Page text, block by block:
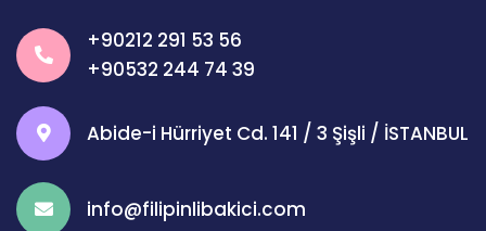
+90212 291 53 56
+90532 244 74 39
Abide-i Hürriyet Cd. 141 / 3 Şişli / İSTANBUL
info@filipinlibakici.com